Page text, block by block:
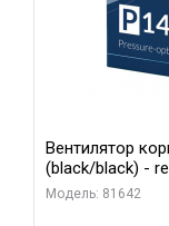
Вентилятор
(black/black) -
Модель: 81642